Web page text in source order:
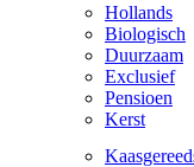
Hollands
Biologisch
Duurzaam
Exclusief
Pensioen
Kerst